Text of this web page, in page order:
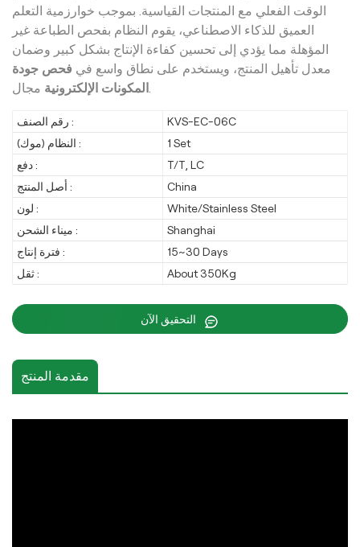
الوقت الفعلي مع المنتجات القياسية. بموجب خوارزمية التعلم
العميق للذكاء الاصطناعي، يقوم النظام بفحص الطباعة غير
المؤهلة مما يؤدي إلى تحسين كفاءة الإنتاج بشكل كبير وضمان
معدل تأهيل المنتج، ويستخدم على نطاق واسع في فحص جودة
المكونات الإلكترونية مجال.
رقم الصنف :
KVS-EC-06C
النظام (موك) :
1 Set
دفع :
T/T, LC
أصل المنتج :
China
لون :
White/Stainless Steel
ميناء الشحن :
Shanghai
فترة إنتاج :
15~30 Days
ثقل :
About 350Kg
مقدمة المنتج